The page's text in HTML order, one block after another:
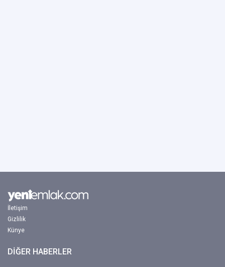
İletişim
Gizlilik
Künye
DİĞER HABERLER